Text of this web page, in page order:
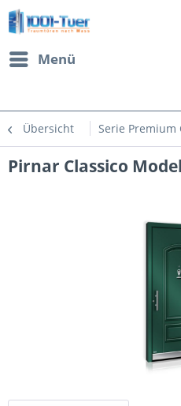
Menü
Übersicht Serie Premium
Pirnar Classico